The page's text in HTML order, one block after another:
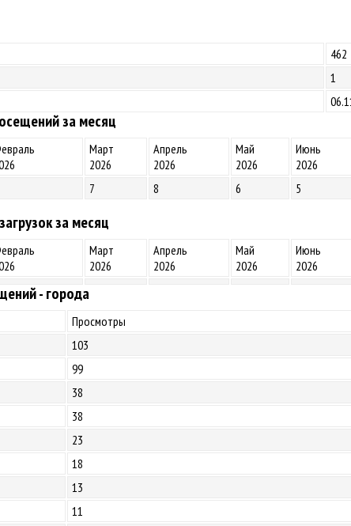
462
1
за месяц
Март
2026
Апрель
2026
Май
2026
Июнь
2026
7 8 6 5
за месяц
Март
2026
Апрель
2026
Май
2026
Июнь
2026
- города
Просмотры
103
99
38
38
23
18
13
11